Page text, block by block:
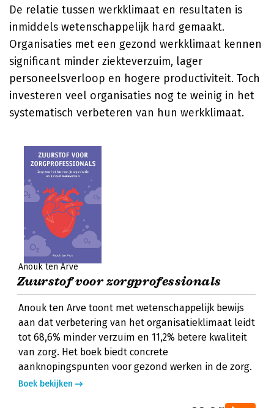
De relatie tussen werkklimaat en resultaten is
inmiddels wetenschappelijk hard gemaakt.
Organisaties met een gezond werkklimaat kennen
significant minder ziekteverzuim, lager
personeelsverloop en hogere productiviteit. Toch
investeren veel organisaties nog te weinig in het
systematisch verbeteren van hun werkklimaat.
Anouk ten Arve
Zuurstof voor zorgprofessionals
Anouk ten Arve toont met wetenschappelijk bewijs
aan dat verbetering van het organisatieklimaat leidt
tot 68,6% minder verzuim en 11,2% betere kwaliteit
van zorg. Het boek biedt concrete
aanknopingspunten voor gezond werken in de zorg.
Boek bekijken